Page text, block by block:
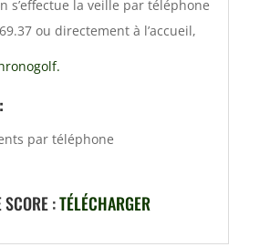
s’effectue la veille par téléphone
ou directement à l’accueil,
par téléphone
SCORE :TÉLÉCHARGER